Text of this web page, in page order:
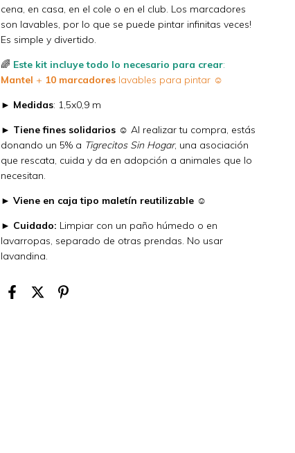
cena, en casa, en el cole o en el club. Los marcadores
son lavables, por lo que se puede pintar infinitas veces!
Es simple y divertido.
🌈 Este kit incluye todo lo necesario para crear:
Mantel + 10 marcadores lavables para pintar ☺
► Medidas: 1,5x0,9 m
► Tiene fines solidarios ☺ Al realizar tu compra, estás
donando un 5% a Tigrecitos Sin Hogar, una asociación
que rescata, cuida y da en adopción a animales que lo
necesitan.
►Viene en caja tipo maletín reutilizable ☺
► Cuidado: Limpiar con un paño húmedo o en
lavarropas, separado de otras prendas. No usar
lavandina.